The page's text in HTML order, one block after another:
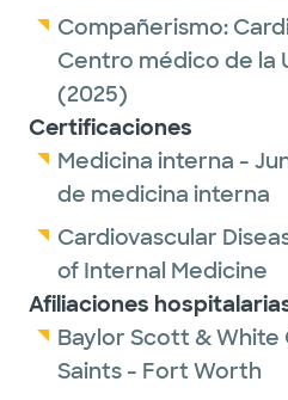
Compañerismo:
Centro médico de la
(2025)
Certificaciones
Medicina interna -
de medicina interna
Cardiovascular
of Internal Medicine
Afiliaciones
Baylor Scott & White
Saints - Fort Worth